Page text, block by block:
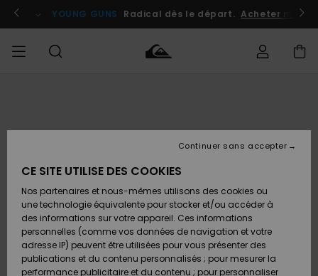
l'information
le
Se connecter / s'inscrire
YOUNG GUNS Radical dès le départ. Acheter
Chaussures
& Tongs
Surf
Chaussures
& Tongs
Surf
FEMME
A
Découvrir
Snow
SURF
Surf
Shop
Enfant
Highlights
SNOW
Snow
Shop
Enfant
Snow
Shop
Enfant
Outlet
Femme
Retours
Paiement
Carte
CE SITE UTILISE DES COOKIES
Nos partenaires et nous-mêmes utilisons des cookies ou
une technologie équivalente pour stocker et/ou accéder à
des informations sur votre appareil. Ces informations
personnelles (comme vos données de navigation et votre
adresse IP) peuvent être utilisées pour vous présenter des
publications et du contenu personnalisés ; pour mesurer la
performance publicitaire et du contenu ; pour personnaliser
Continuer sans accepter